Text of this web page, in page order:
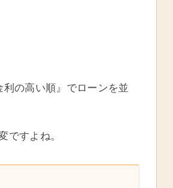
の高い順』でローンを並
ですよね。